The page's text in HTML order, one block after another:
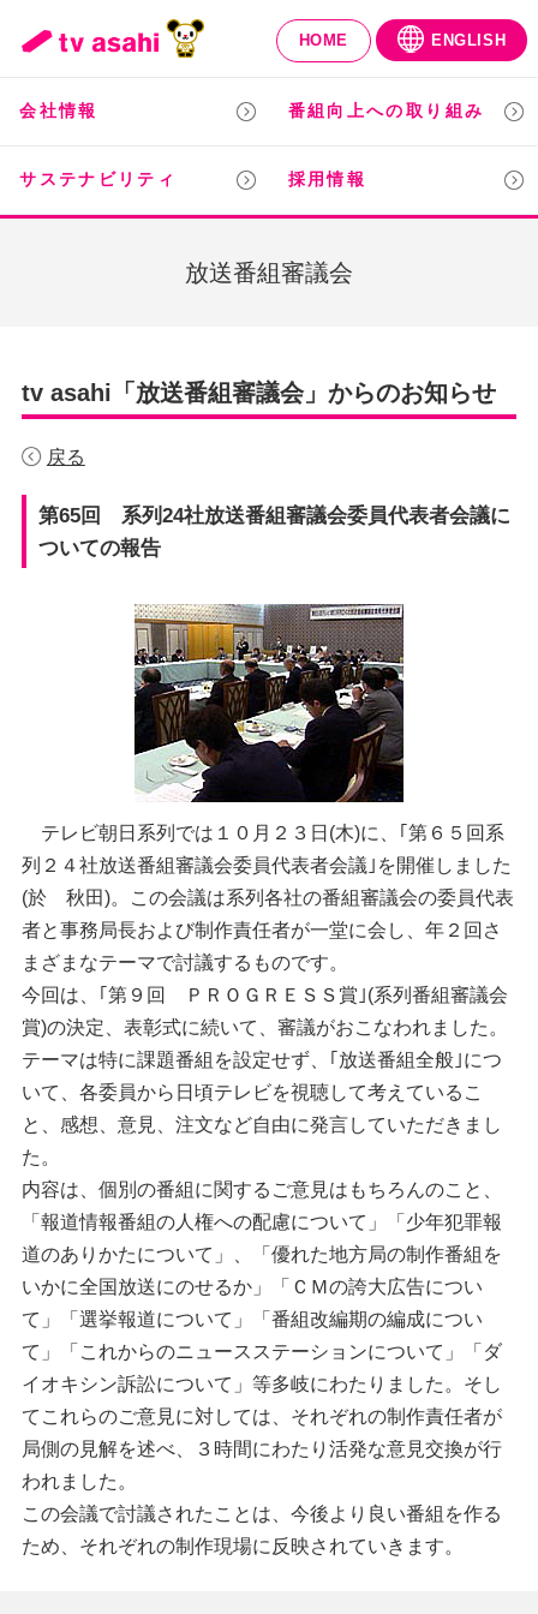
HOME ENGLISH
会社情報 番組向上への取り組み
サステナビリティ 採用情報
放送番組審議会
tv asahi「放送番組審議会」からのお知らせ
戻る
第65回 系列24社放送番組審議会委員代表者会議に
ついての報告
テレビ朝日系列では１０月２３日(木)に、｢第６５回系
列２４社放送番組審議会委員代表者会議｣を開催しました
(於 秋田)。この会議は系列各社の番組審議会の委員代表
者と事務局長および制作責任者が一堂に会し、年２回さ
まざまなテーマで討議するものです。
今回は、｢第９回 ＰＲＯＧＲＥＳＳ賞｣(系列番組審議会
賞)の決定、表彰式に続いて、審議がおこなわれました。
テーマは特に課題番組を設定せず、｢放送番組全般｣につ
いて、各委員から日頃テレビを視聴して考えているこ
と、感想、意見、注文など自由に発言していただきまし
た。
内容は、個別の番組に関するご意見はもちろんのこと、
「報道情報番組の人権への配慮について」「少年犯罪報
道のありかたについて」、「優れた地方局の制作番組を
いかに全国放送にのせるか」「ＣＭの誇大広告につい
て」「選挙報道について」「番組改編期の編成につい
て」「これからのニュースステーションについて」「ダ
イオキシン訴訟について」等多岐にわたりました。そし
てこれらのご意見に対しては、それぞれの制作責任者が
局側の見解を述べ、３時間にわたり活発な意見交換が行
われました。
この会議で討議されたことは、今後より良い番組を作る
ため、それぞれの制作現場に反映されていきます。